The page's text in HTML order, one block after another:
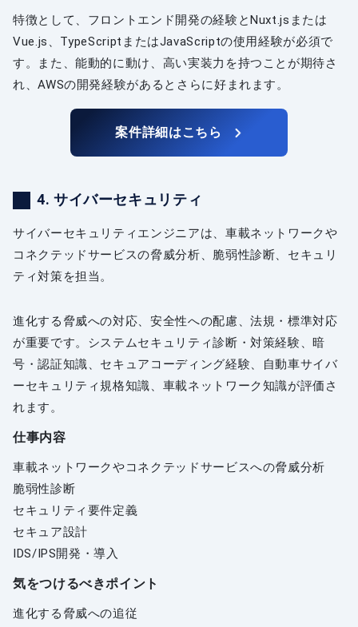
特徴として、フロントエンド開発の経験とNuxt.jsまたは
Vue.js、TypeScriptまたはJavaScriptの使用経験が必須で
す。また、能動的に動け、高い実装力を持つことが期待さ
れ、AWSの開発経験があるとさらに好まれます。
案件詳細はこちら
4. サイバーセキュリティ
サイバーセキュリティエンジニアは、車載ネットワークや
コネクテッドサービスの脅威分析、脆弱性診断、セキュリ
ティ対策を担当。
進化する脅威への対応、安全性への配慮、法規・標準対応
が重要です。システムセキュリティ診断・対策経験、暗
号・認証知識、セキュアコーディング経験、自動車サイバ
ーセキュリティ規格知識、車載ネットワーク知識が評価さ
れます。
仕事内容
車載ネットワークやコネクテッドサービスへの脅威分析
脆弱性診断
セキュリティ要件定義
セキュア設計
IDS/IPS開発・導入
気をつけるべきポイント
進化する脅威への追従